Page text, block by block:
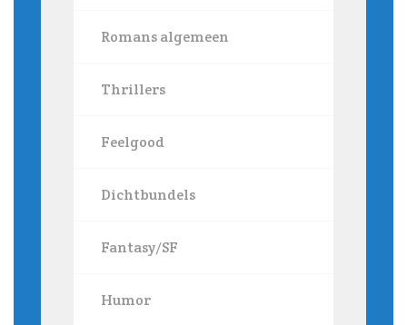
Romans algemeen
Thrillers
Feelgood
Dichtbundels
Fantasy/SF
Humor